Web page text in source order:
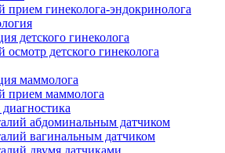
прием гинеколога-эндокринолога
детского гинеколога
детского гинеколога
маммолога
прием маммолога
диагностика
абдоминальным датчиком
вагинальным датчиком
двумя датчиками